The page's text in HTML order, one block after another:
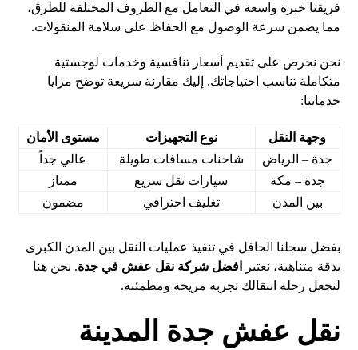
فريقنا خبرة واسعة في التعامل مع الظروف المختلفة للطرق،
مما يضمن سرعة الوصول مع الحفاظ على سلامة المنقولات.
نحن نحرص على تقديم أسعار تنافسية وخدمات لوجستية
متكاملة تناسب احتياجاتك. إليك مقارنة سريعة توضح مزايا
خدماتنا:
وجهة النقل نوع التجهيزات
مستوى الأمان
جدة – الرياض
شاحنات مسافات طويلة
عالي جداً
جدة – مكة
سيارات نقل سريع
ممتاز
بين المدن
تغليف احترافي مضمون
بفضل سجلنا الحافل في تنفيذ عمليات النقل بين المدن الكبرى
بدقة متناهية، نعتبر
افضل شركة نقل عفش في جدة. نحن هنا
لنجعل رحلة انتقالك تجربة مريحة ومطمئنة.
نقل عفش جدة المدينة